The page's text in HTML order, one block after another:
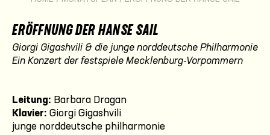
ERÖFFNUNG DER HANSE SAIL
Giorgi Gigashvili & die junge norddeutsche Philharmonie
Ein Konzert der festspiele Mecklenburg-Vorpommern
Leitung: Barbara Dragan
Klavier: Giorgi Gigashvili
junge norddeutsche philharmonie